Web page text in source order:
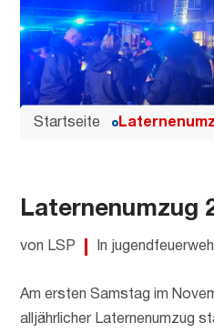
Startseite
Laternenumzug
von LSP In
Am ersten Samstag im
alljährlicher Laternenumzug